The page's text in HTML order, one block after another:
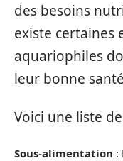
des besoins
existe certaines
aquariophiles
leur bonne
Voici une liste
Sous-alimentation :